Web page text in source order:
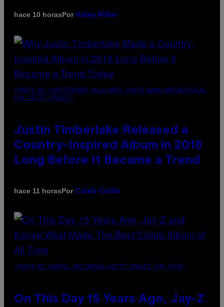
hace 10 horasPor Haley Miller
(PHOTO BY CHRISTOPHER POLK/NBCU PHOTO BANK/NBCUNIVERSAL
VIA GETTY IMAGES)
Justin Timberlake Released a
Country-Inspired Album in 2018
Long Before It Became a Trend
hace 11 horasPor Caleb Catlin
(PHOTO BY DANIEL BOCZARSKI/GETTY IMAGES FOR VEVO)
On This Day 15 Years Ago, Jay-Z